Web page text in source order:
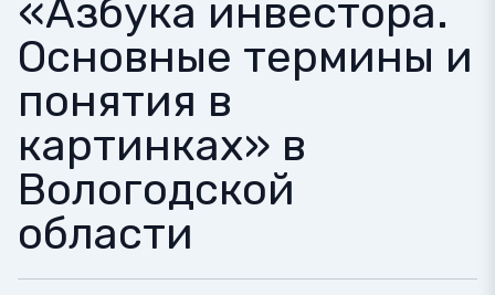
«Азбука инвестора.
Основные термины и
понятия в
картинках» в
Вологодской
области